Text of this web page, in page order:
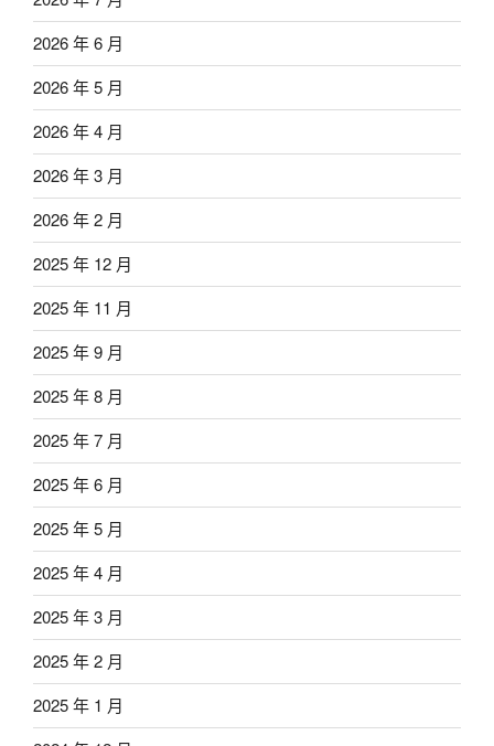
2026 年 6 月
2026 年 5 月
2026 年 4 月
2026 年 3 月
2026 年 2 月
2025 年 12 月
2025 年 11 月
2025 年 9 月
2025 年 8 月
2025 年 7 月
2025 年 6 月
2025 年 5 月
2025 年 4 月
2025 年 3 月
2025 年 2 月
2025 年 1 月